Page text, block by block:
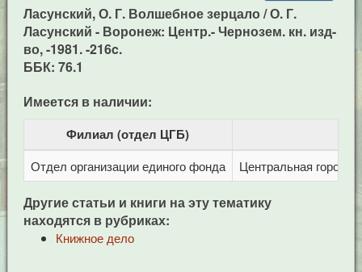
Ласунский, О. Г. Волшебное зерцало / О. Г.
Ласунский - Воронеж: Центр.- Чернозем. кн. изд-
во, -1981. -216c.
ББК: 76.1
Имеется в наличии:
Филиал (отдел ЦГБ)
Отдел организации единого фонда Центральная
Другие статьи и книги на эту тематику
находятся в рубриках:
Книжное дело